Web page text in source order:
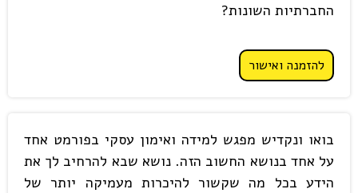
החברתיות השונות?
להזמנה ואישור
בואו ונקדיש מפגש למידה ואימון עסקי בפורמט אחד
על אחד בנושא החשוב הזה. נושא שבא להרחיב לך את
הידע בכל מה שקשור להיכרות מעמיקה יותר של